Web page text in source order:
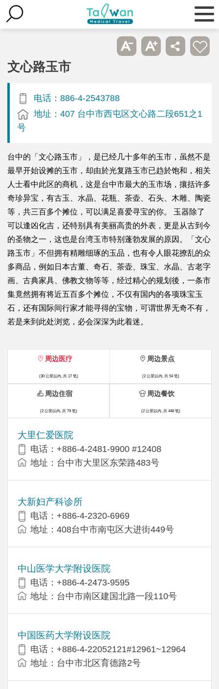
文心路玉市
电话：886-4-2543788
地址：407 台中市西屯区文心路二段651之1
号
台中的「文心路玉市」，是已经几十多年的玉市，虽然不是
最早开始设摊的玉市，却由於光复路玉市已趋於饱和，相关
人士看中此区的商机，这是台中市最大的玉市场，攘括许多
奇珍异宝，有古玉、水晶、花瓶、茶壶、石头、木雕、陶瓷
等，共三百多个摊位，可以满足喜爱寻宝的你。 玉器除了
可以逢凶化吉，还特别具有美丽高贵的外表，更是从古到今
的圣物之一，这也是台湾玉市特别蓬勃发展的原因。「文心
路玉市」不但拥有精雕细琢的玉品，也有令人眼花撩乱的众
多商品，例如日本古董、奇石、茶壶、珠宝、水晶、古老字
画、古典家具、佛教文物等等，经过精心的规划後，一条市
集竟然拥有将近五百多个摊位，不仅有国内的各项珠宝玉
石，还有国际间行家才能寻得的宝物，可谓世界无奇不有，
若是来到此处浏览，必会深深为此着迷。
周边医疗
(30 公里以内, 共 17 笔)
大里仁爱医院
电话：+886-4-2481-9900 #12408
地址：台中市大里区东荣路483号
大新妇产科诊所
电话：+886-4-2320-6969
地址：408台中市南屯区大进街449号
中山医学大学附设医院
电话：+886-4-2473-9595
地址：台中市南区建国北路一段110号
中国医药大学附设医院
电话：+886-4-22052121#12961~12964
地址：台中市北区育德路2号
周边景点
(2 公里以内, 共 54 笔)
周边住宿
(2 公里以内, 共 79 笔)
周边餐饮
(2 公里以内, 共 448 笔)